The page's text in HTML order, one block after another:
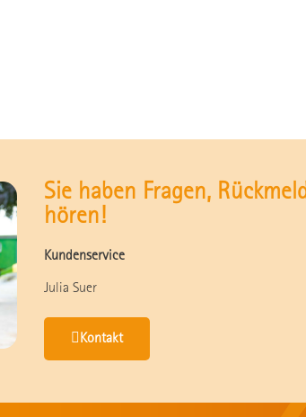
Sie haben Fragen,
hören!
Kundenservice
Julia Suer
Kontakt